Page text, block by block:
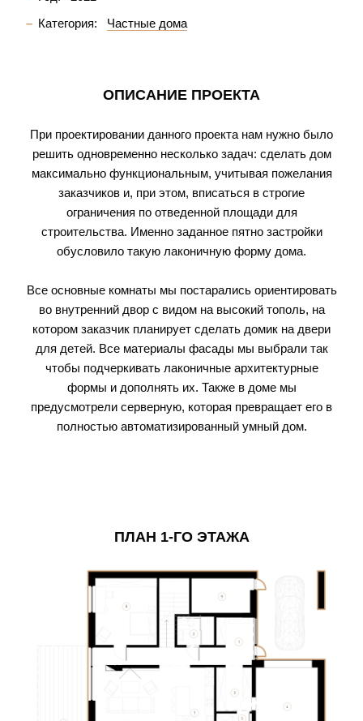
Категория:
Частные дома
ОПИСАНИЕ ПРОЕКТА
При проектировании данного проекта нам нужно было
решить одновременно несколько задач: сделать дом
максимально функциональным, учитывая пожелания
заказчиков и, при этом, вписаться в строгие
ограничения по отведенной площади для
строительства. Именно заданное пятно застройки
обусловило такую лаконичную форму дома.
Все основные комнаты мы постарались ориентировать
во внутренний двор с видом на высокий тополь, на
котором заказчик планирует сделать домик на двери
для детей. Все материалы фасады мы выбрали так
чтобы подчеркивать лаконичные архитектурные
формы и дополнять их. Также в доме мы
предусмотрели серверную, которая превращает его в
полностью автоматизированный умный дом.
ПЛАН 1-ГО ЭТАЖА